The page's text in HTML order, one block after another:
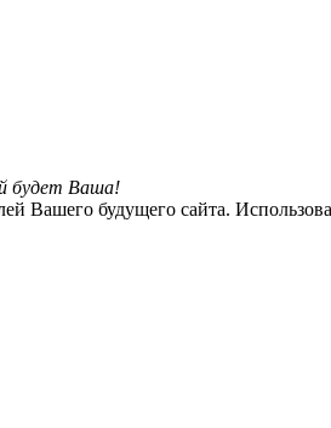
будет Ваша!
Вашего будущего сайта.